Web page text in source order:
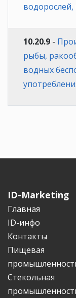
10.20.9 -
рыбы,
водных
ID-Marketing
Главная
ID-инфо
Контакты
Пищевая
Стекольная